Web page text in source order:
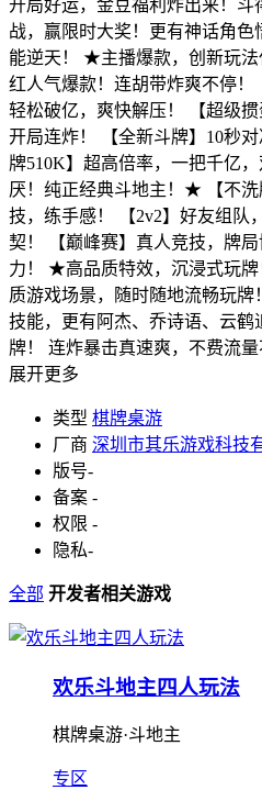
开局好运，金豆福利炸出来！
战，赢限时大奖！更有神话角
能逆天！ ★主播爆款，创新玩
红人气爆款！连胡带炸爽不停！
轻松破亿，爽快解压！ 【超级掼
开局连炸！ 【全新斗牌】10秒
牌510K】超高倍率，一把千亿
厌！纯正经典斗地主！★ 【不
技，练手感！ 【2v2】好友组队
契！ 【巅峰赛】真人竞技，牌
力！ ★高品质特效，沉浸式玩
质游戏场景，随时随地流畅玩
技能，更有阿杰、乔诗语、云
牌！ 连炸暴击真速爽，不费流量
展开更多
类型 棋牌桌游
厂商 深圳市其乐游戏科技
版号-
备案 -
权限 -
隐私-
全部 开发者相关游戏
欢乐斗地主四人玩法
棋牌桌游·斗地主
专区